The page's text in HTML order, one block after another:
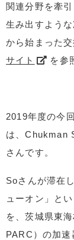
関連分野を牽
生み出すよう
から始まった
サイト
を参
2019年度の今
は、Chukman
さんです。
Soさんが滞在
ューオン」と
を、茨城県東
PARC）の加